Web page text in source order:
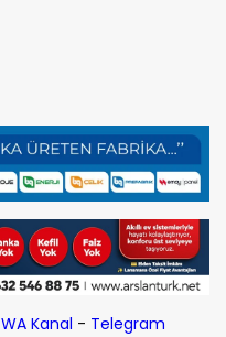
WA Kanal - Telegram